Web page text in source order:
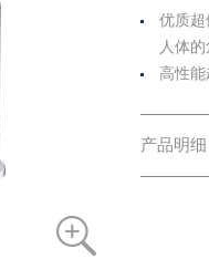
优质
人体
高性
产品明细